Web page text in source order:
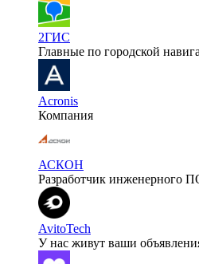
2ГИС
Главные по городской
Acronis
Компания
АСКОН
Разработчик инженерного
AvitoTech
У нас живут ваши